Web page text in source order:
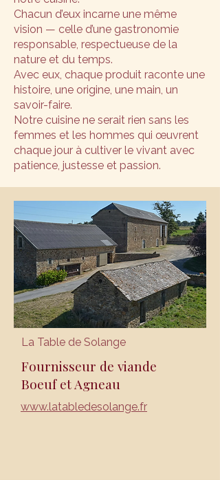
Chacun d’eux incarne une même
vision — celle d’une gastronomie
responsable, respectueuse de la
nature et du temps.
Avec eux, chaque produit raconte une
histoire, une origine, une main, un
savoir-faire.
Notre cuisine ne serait rien sans les
femmes et les hommes qui œuvrent
chaque jour à cultiver le vivant avec
patience, justesse et passion.
La Table de Solange
Fournisseur de viande
Boeuf et Agneau
www.latabledesolange.fr